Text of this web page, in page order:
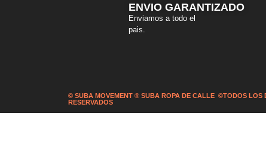
ENVIO GARANTIZADO
Enviamos a todo el
pais.
© SUBA MOVEMENT ® SUBA ROPA DE CALLE ©TODOS LOS
RESERVADOS